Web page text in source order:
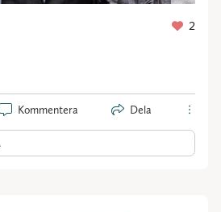
2
Kommentera Dela